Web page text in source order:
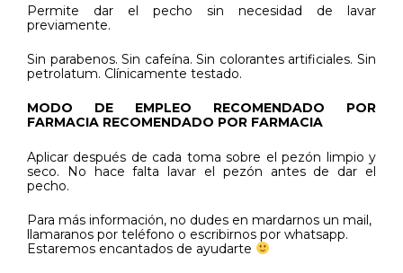
Permite dar el pecho sin necesidad de lavar
previamente.
Sin parabenos. Sin cafeína. Sin colorantes artificiales. Sin
petrolatum. Clínicamente testado.
MODO DE EMPLEO RECOMENDADO POR
FARMACIA RECOMENDADO POR FARMACIA
Aplicar después de cada toma sobre el pezón limpio y
seco. No hace falta lavar el pezón antes de dar el
pecho.
Para más información, no dudes en mardarnos un mail,
llamaranos por teléfono o escribirnos por whatsapp.
Estaremos encantados de ayudarte